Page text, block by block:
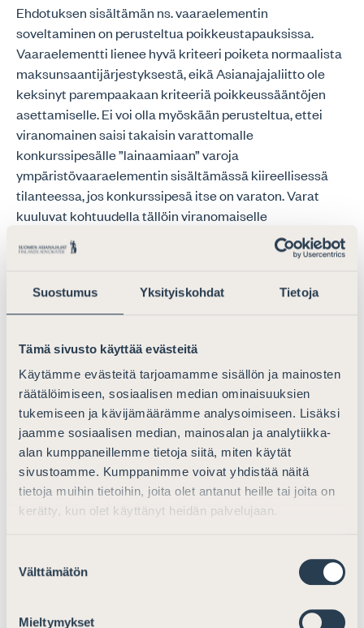
Suostumus Yksityiskohdat Tietoja
Tämä sivusto käyttää evästeitä
Käytämme evästeitä tarjoamamme sisällön ja mainosten
räätälöimiseen, sosiaalisen median ominaisuuksien
tukemiseen ja kävijämäärämme analysoimiseen. Lisäksi
jaamme sosiaalisen median, mainosalan ja analytiikka-
alan kumppaneillemme tietoja siitä, miten käytät
sivustoamme. Kumppanimme voivat yhdistää näitä
tietoja muihin tietoihin, joita olet antanut heille tai joita on
kerätty, kun olet käyttänyt heidän palvelujaan.
valinta
Välttämätön
Mieltymykset
Ehdotuksen sisältämän ns. vaaraelementin
soveltaminen on perusteltua poikkeustapauksissa.
Vaaraelementti lienee hyvä kriteeri poiketa normaalista
maksunsaantijärjestyksestä, eikä Asianajajaliitto ole
keksinyt parempaakaan kriteeriä poikkeussääntöjen
asettamiselle. Ei voi olla myöskään perusteltua, ettei
viranomainen saisi takaisin varattomalle
konkurssipesälle ”lainaamiaan” varoja
ympäristövaaraelementin sisältämässä kiireellisessä
tilanteessa, jos konkurssipesä itse on varaton. Varat
kuuluvat kohtuudella tällöin viranomaiselle
(veronmaksajille), eivät konkurssipesän velkojille. Mikäli
vaaraelementtiä tulkitaan laventavasti, on vaarana että
liittyy ympäristön vahingoittumisen riski. Asianajajaliitto
pitää tämän vuoksi tärkeänä, että vaaraelementin
Pantinhaltijan aseman osalta Asianajajaliitto kiinnittää
huomiota siihen, että esityksen perusteluissa voisi
mahdollisesti tarkemmin määritellä sen, mitkä
konkurssipesälle aiheutuneet 16 a luvun mukaiset
kustannukset olisivat sellaisia ”panttiomaisuuteen
kohdistuvia kustannuksia”, jotka konkurssipesällä olisi
konkurssilain 17:7:n perusteella oikeus vähentää ns.
välttämättöminä pantin hoito- ja myyntikustannuksina
mainitaan, että ”panttiomaisuuden vahingoksi ei voitaisi
sälyttää sellaisia kustannuksia, jotka liittyvät muuhun
Toteamus ei ole kuitenkaan tyhjentävä.